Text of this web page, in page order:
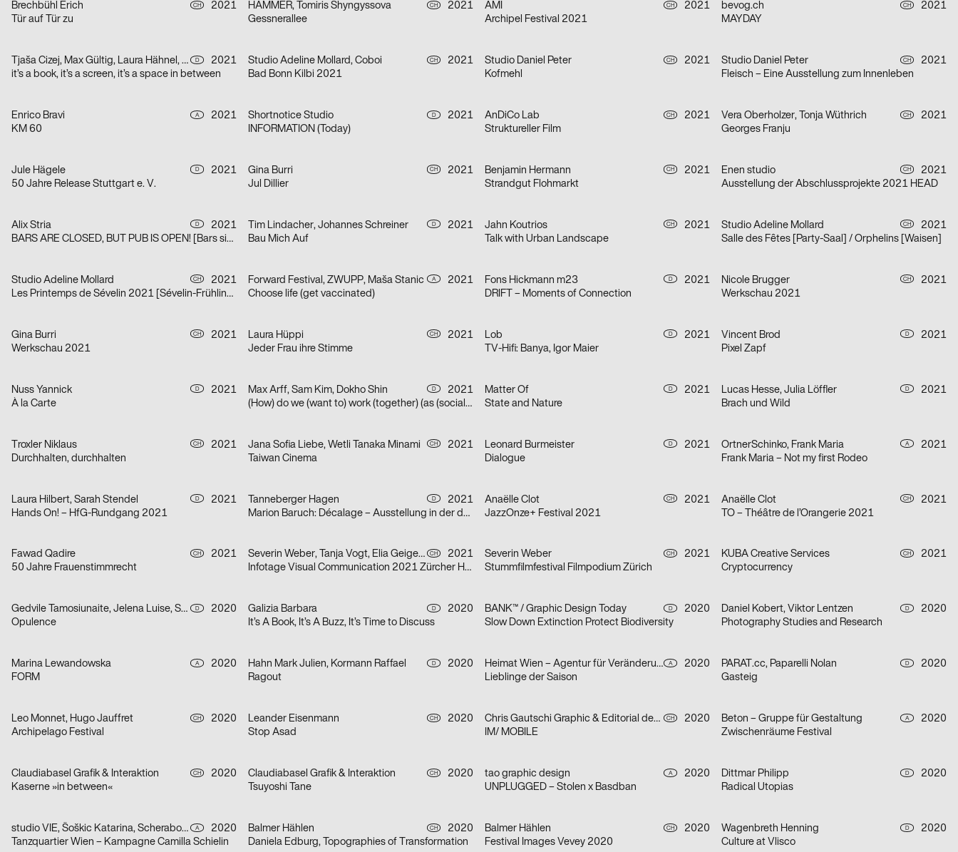
Brechbühl Erich CH
2021
Tür auf Tür zu
HAMMER, Tomiris Shyngyssova CH
2021
Gessnerallee
AMI CH
2021
Archipel Festival 2021
bevog.ch CH
2021
MAYDAY
Tjaša Cizej, Max Gültig, Laura Hähnel, Basil Haug D
2021
it’s a book, it’s a screen, it’s a space in between
Studio Adeline Mollard, Coboi CH
2021
Bad Bonn Kilbi 2021
Studio Daniel Peter CH
2021
Kofmehl
Studio Daniel Peter CH
2021
Fleisch – Eine Ausstellung zum Innenleben
Enrico Bravi A
2021
KM 60
Shortnotice Studio D
2021
INFORMATION (Today)
AnDiCo Lab CH
2021
Struktureller Film
Vera Oberholzer, Tonja Wüthrich CH
2021
Georges Franju
Jule Hägele D
2021
50 Jahre Release Stuttgart e. V.
Gina Burri CH
2021
Jul Dillier
Benjamin Hermann CH
2021
Strandgut Flohmarkt
Enen studio CH
2021
Ausstellung der Abschlussprojekte 2021 HEAD
Alix Stria D
2021
BARS ARE CLOSED, BUT PUB IS OPEN! [Bars sind geschlossen, doch PUB ist geöfffnet!]
Tim Lindacher, Johannes Schreiner D
2021
Bau Mich Auf
Jahn Koutrios CH
2021
Talk with Urban Landscape
Studio Adeline Mollard CH
2021
Salle des Fêtes [Party-Saal] / Orphelins [Waisen]
Studio Adeline Mollard CH
2021
Les Printemps de Sévelin 2021 [Sévelin-Frühling 2021]
Forward Festival, ZWUPP, Maša Stanic A
2021
Choose life (get vaccinated)
Fons Hickmann m23 D
2021
DRIFT – Moments of Connection
Nicole Brugger CH
2021
Werkschau 2021
Gina Burri CH
2021
Werkschau 2021
Laura Hüppi CH
2021
Jeder Frau ihre Stimme
Lob D
2021
TV-Hifi: Banya, Igor Maier
Vincent Brod D
2021
Pixel Zapf
Nuss Yannick D
2021
À la Carte
Max Arff, Sam Kim, Dokho Shin D
2021
(How) do we (want to) work (together) (as (socially engaged) designers (students and neighbors)) (in neoliberal times)?
Matter Of D
2021
State and Nature
Lucas Hesse, Julia Löffler D
2021
Brach und Wild
Troxler Niklaus CH
2021
Durchhalten, durchhalten
Jana Sofia Liebe, Wetli Tanaka Minami CH
2021
Taiwan Cinema
Leonard Burmeister D
2021
Dialogue
OrtnerSchinko, Frank Maria A
2021
Frank Maria – Not my first Rodeo
Laura Hilbert, Sarah Stendel D
2021
Hands On! – HfG-Rundgang 2021
Tanneberger Hagen D
2021
Marion Baruch: Décalage – Ausstellung in der der HGB Galerie
Anaëlle Clot CH
2021
JazzOnze+ Festival 2021
Anaëlle Clot CH
2021
TO – Théâtre de l’Orangerie 2021
Fawad Qadire CH
2021
50 Jahre Frauenstimmrecht
Severin Weber, Tanja Vogt, Elia Geiger, Ladina Döring, Nicola Canziani CH
2021
Infotage Visual Communication 2021 Zürcher Hochschule der Künste
Severin Weber CH
2021
Stummfilmfestival Filmpodium Zürich
KUBA Creative Services CH
2021
Cryptocurrency
Gedvile Tamosiunaite, Jelena Luise, Shuaitong Zong D
2020
Opulence
Galizia Barbara D
2020
It’s A Book, It’s A Buzz, It’s Time to Discuss
BANK™ / Graphic Design Today D
2020
Slow Down Extinction Protect Biodiversity
Daniel Kobert, Viktor Lentzen D
2020
Photography Studies and Research
Marina Lewandowska A
2020
FORM
Hahn Mark Julien, Kormann Raffael D
2020
Ragout
Heimat Wien – Agentur für Veränderung A
2020
Lieblinge der Saison
PARAT.cc, Paparelli Nolan D
2020
Gasteig
Leo Monnet, Hugo Jauffret CH
2020
Archipelago Festival
Leander Eisenmann CH
2020
Stop Asad
Chris Gautschi Graphic & Editorial design CH
2020
IM/ MOBILE
Beton – Gruppe für Gestaltung A
2020
Zwischenräume Festival
Claudiabasel Grafik & Interaktion CH
2020
Kaserne »in between«
Claudiabasel Grafik & Interaktion CH
2020
Tsuyoshi Tane
tao graphic design A
2020
UNPLUGGED – Stolen x Basdban
Dittmar Philipp D
2020
Radical Utopias
studio VIE, Šoškic Katarina, Scherabon Herwig A
2020
Tanzquartier Wien – Kampagne Camilla Schielin
Balmer Hählen CH
2020
Daniela Edburg, Topographies of Transformation
Balmer Hählen CH
2020
Festival Images Vevey 2020
Wagenbreth Henning D
2020
Culture at Vlisco